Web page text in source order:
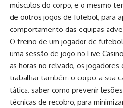
músculos do corpo, e o mesmo
de outros jogos de futebol, para
comportamento das equipas
O treino de um jogador de
uma sessão de jogo no Live
as horas no relvado, os
trabalhar também o corpo, a sua
tática, saber como prevenir
técnicas de recobro, para